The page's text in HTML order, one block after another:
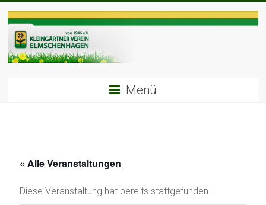
Inhalt
springen
Menü
« Alle Veranstaltungen
Diese Veranstaltung hat bereits stattgefunden.